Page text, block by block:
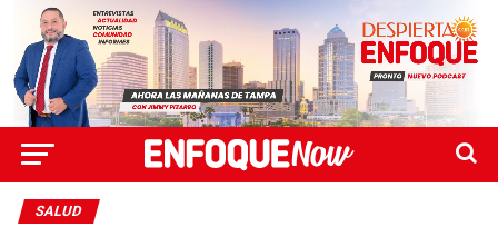
SALUD